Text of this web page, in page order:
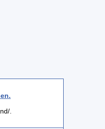
.
.